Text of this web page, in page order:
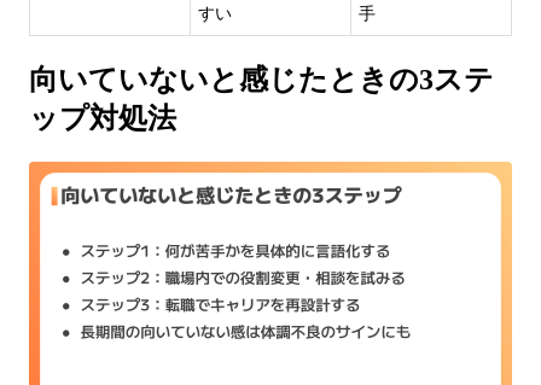
すい
手
向いていないと感じたときの3ステ
ップ対処法